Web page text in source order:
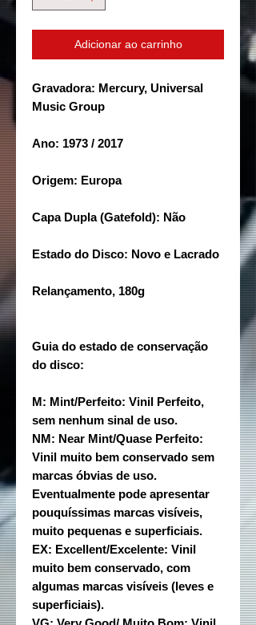
Adicionar ao carrinho
Gravadora: Mercury, Universal
Music Group
Ano: 1973 / 2017
Origem: Europa
Capa Dupla (Gatefold): Não
Estado do Disco: Novo e Lacrado
Relançamento, 180g
Guia do estado de conservação
do disco:
M: Mint/Perfeito: Vinil Perfeito,
sem nenhum sinal de uso.
NM: Near Mint/Quase Perfeito:
Vinil muito bem conservado sem
marcas óbvias de uso.
Eventualmente pode apresentar
pouquíssimas marcas visíveis,
muito pequenas e superficiais.
EX: Excellent/Excelente: Vinil
muito bem conservado, com
algumas marcas visíveis (leves e
superficiais).